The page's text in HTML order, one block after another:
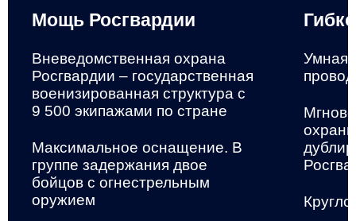
Мощь Росгвардии
Вневедомственная охрана
Росгвардии – государственная
военизированная структура с
9 500 экипажами по стране
Максимальное оснащение. В
группе задержания двое
бойцов с огнестрельным
оружием
Умная